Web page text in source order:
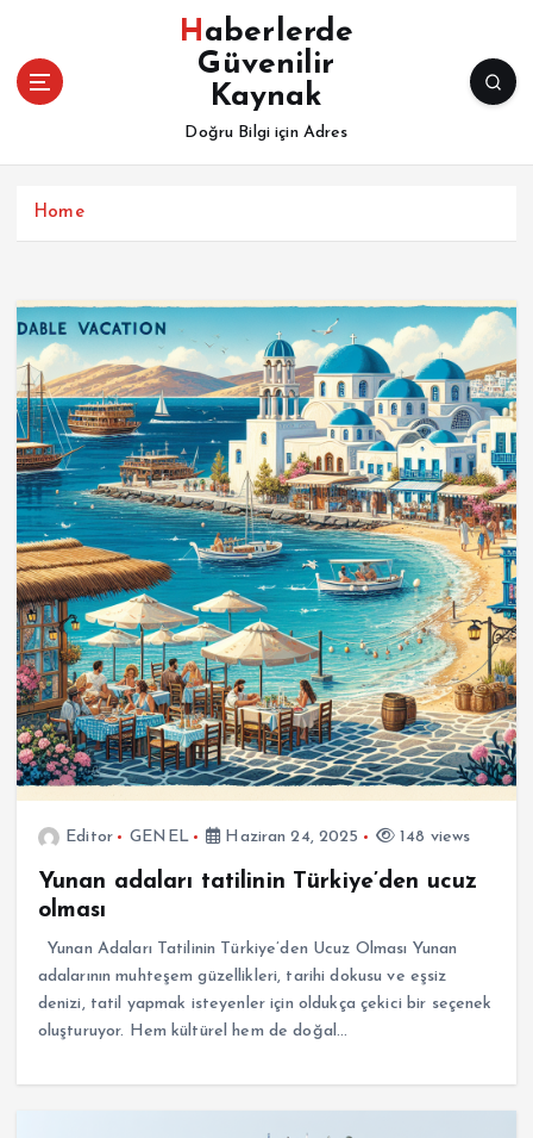
Haberlerde
Güvenilir
Kaynak
Doğru Bilgi için Adres
Home
Editor GENEL Haziran 24, 2025 148 views
Yunan adaları tatilinin Türkiye’den ucuz
olması
Yunan Adaları Tatilinin Türkiye’den Ucuz Olması Yunan
adalarının muhteşem güzellikleri, tarihi dokusu ve eşsiz
denizi, tatil yapmak isteyenler için oldukça çekici bir seçenek
oluşturuyor. Hem kültürel hem de doğal…